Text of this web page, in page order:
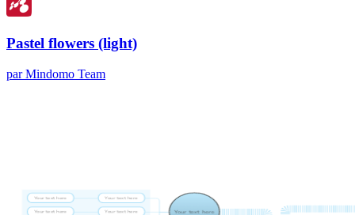
Pastel flowers (light)
par Mindomo Team